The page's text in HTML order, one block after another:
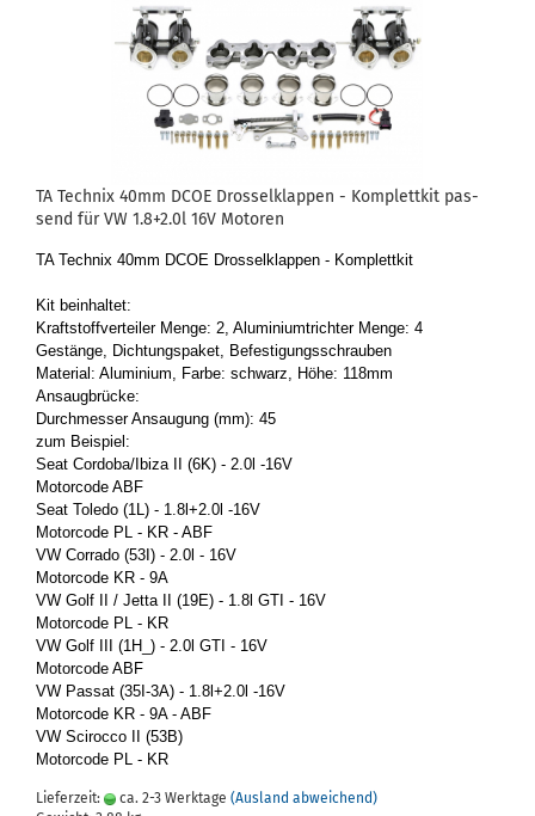
TA Tech­nix 40mm DCOE Dros­sel­klap­pen - Kom­plett­kit pas­
send für VW 1.8+2.0l 16V Mo­to­ren
TA Tech­nix 40mm DCOE Dros­sel­klap­pen - Kom­plett­kit
Kit be­inhal­tet:
Kraft­stoff­ver­tei­ler Menge: 2, Alu­mi­ni­umtrich­ter Menge: 4
Ge­stän­ge, Dich­tungs­pa­ket, Be­fes­ti­gungs­schrau­ben
Ma­te­ri­al: Alu­mi­ni­um, Farbe: schwarz, Höhe: 118mm
An­saug­brü­cke:
Durch­mes­ser An­sau­gung (mm): 45
zum Bei­spiel:
Seat Cor­do­ba/Ibiza II (6K) - 2.0l -16V
Mo­tor­code ABF
Seat To­le­do (1L) - 1.8l+2.0l -16V
Mo­tor­code PL - KR - ABF
VW Cor­ra­do (53I) - 2.0l - 16V
Mo­tor­code KR - 9A
VW Golf II / Jetta II (19E) - 1.8l GTI - 16V
Mo­tor­code PL - KR
VW Golf III (1H_) - 2.0l GTI - 16V
Mo­tor­code ABF
VW Pas­sat (35I-​3A) - 1.8l+2.0l -16V
Mo­tor­code KR - 9A - ABF
VW Sci­roc­co II (53B)
Mo­tor­code PL - KR
Lieferzeit: ca. 2-3 Werktage (Ausland abweichend)